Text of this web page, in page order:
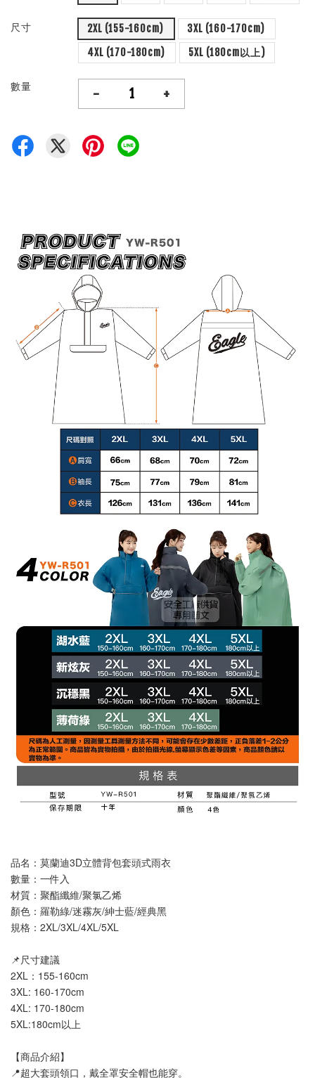
尺寸 2XL (155-160cm)
3XL (160-170cm)
4XL (170-180cm)
5XL (180cm以上)
數量 - +
品名：莫蘭迪3D立體背包套頭式雨衣
數量：一件入
材質：聚酯纖維/聚氯乙烯
顏色：羅勒綠/迷霧灰/紳士藍/經典黑
規格：2XL/3XL/4XL/5XL
📌尺寸建議
2XL：155-160cm
3XL: 160-170cm
4XL: 170-180cm
5XL:180cm以上
【商品介紹】
📍超大套頭領口，戴全罩安全帽也能穿。